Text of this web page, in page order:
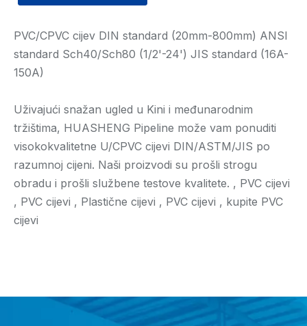
PVC/CPVC cijev DIN standard (20mm-800mm) ANSI
standard Sch40/Sch80 (1/2'-24') JIS standard (16A-
150A)
Uživajući snažan ugled u Kini i međunarodnim
tržištima, HUASHENG Pipeline može vam ponuditi
visokokvalitetne U/CPVC cijevi DIN/ASTM/JIS po
razumnoj cijeni. Naši proizvodi su prošli strogu
obradu i prošli službene testove kvalitete. , PVC cijevi
, PVC cijevi , Plastične cijevi , PVC cijevi , kupite PVC
cijevi